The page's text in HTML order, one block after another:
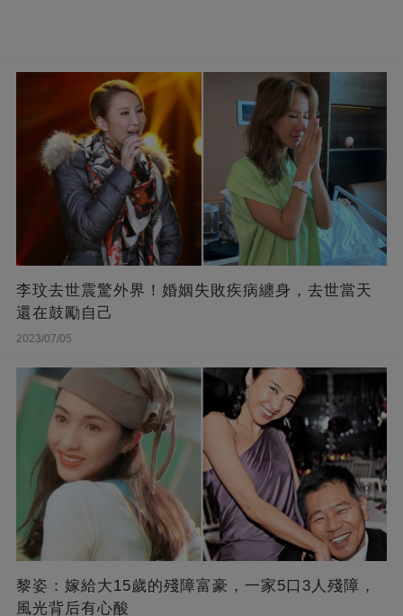
李玟去世震驚外界！婚姻失敗疾病纏身，去世當天
還在鼓勵自己
2023/07/05
黎姿：嫁給大15歲的殘障富豪，一家5口3人殘障，
風光背后有心酸